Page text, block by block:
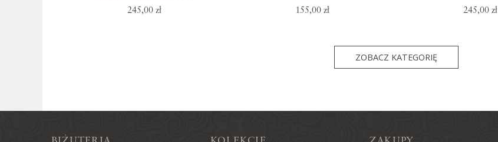
245,00 zł 155,00 zł 245,00 zł
ZOBACZ KATEGORIĘ